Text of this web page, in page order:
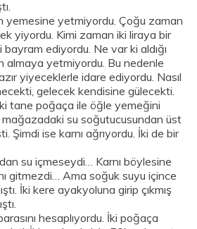
yemesine yetmiyordu. Çoğu zaman
yiyordu. Kimi zaman iki liraya bir
ediyordu. Ne var ki aldığı
almaya yetmiyordu. Bu nedenle
yiyeceklerle idare ediyordu. Nasıl
gelecek kendisine gülecekti.
tane poğaça ile öğle yemeğini
mağazadaki su soğutucusundan üst
Şimdi ise karnı ağrıyordu. İki de bir
su içmeseydi… Karnı böylesine
gitmezdi… Ama soğuk suyu içince
İki kere ayakyoluna girip çıkmış
hesaplıyordu. İki poğaça